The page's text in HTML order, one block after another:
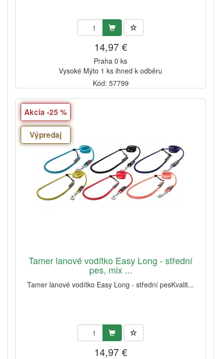
14,97 €
Praha 0 ks
Vysoké Mýto 1 ks ihned k odběru
Kód: 57799
Akcia -25 %
Výpredaj
Tamer lanové vodítko Easy Long - střední
pes, mix ...
Tamer lanové vodítko Easy Long - střední pesKvalit...
14,97 €